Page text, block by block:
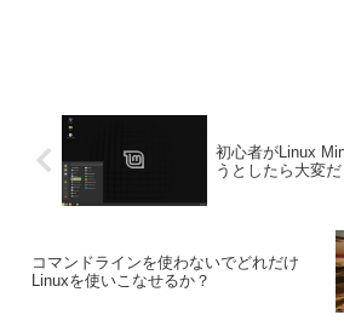
初心者がLinux
うとしたら大変
コマンドラインを使わないでどれだけ
Linuxを使いこなせるか？